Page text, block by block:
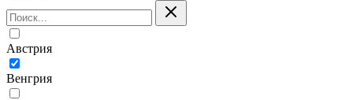
Австрия
Венгрия